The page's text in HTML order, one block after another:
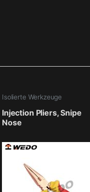
Isolierte Werkzeuge
Injection Pliers, Snipe
Nose